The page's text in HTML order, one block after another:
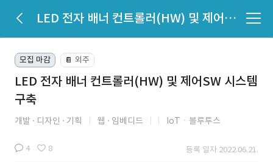
LED 전자 배너 컨트롤러(HW) 및 제어SW 시스템 구축
모집 마감 📔 외주
LED 전자 배너 컨트롤러(HW) 및 제어SW 시스템
구축
개발 디자인 기획 웹 임베디드 IoTㆍ블루투스
4 8 등록 일자 2022.06.21.